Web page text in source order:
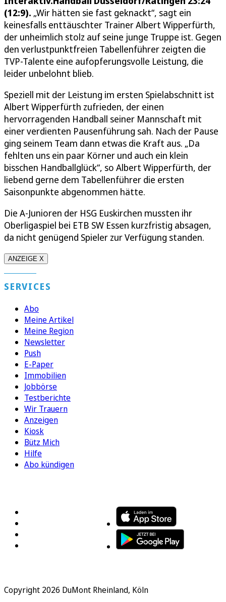
(12:9). „Wir hätten sie fast geknackt“, sagt ein
keinesfalls enttäuschter Trainer Albert Wipperfürth,
der unheimlich stolz auf seine junge Truppe ist. Gegen
den verlustpunktfreien Tabellenführer zeigten die
TVP-Talente eine aufopferungsvolle Leistung, die
leider unbelohnt blieb.
Speziell mit der Leistung im ersten Spielabschnitt ist
Albert Wipperfürth zufrieden, der einen
hervorragenden Handball seiner Mannschaft mit
einer verdienten Pausenführung sah. Nach der Pause
ging seinem Team dann etwas die Kraft aus. „Da
fehlten uns ein paar Körner und auch ein klein
bisschen Handballglück“, so Albert Wipperfürth, der
liebend gerne dem Tabellenführer die ersten
Saisonpunkte abgenommen hätte.
Die A-Junioren der HSG Euskirchen mussten ihr
Oberligaspiel bei ETB SW Essen kurzfristig absagen,
da nicht genügend Spieler zur Verfügung standen.
ANZEIGE X
SERVICES
Abo
Meine Artikel
Meine Region
Newsletter
Push
E-Paper
Immobilien
Jobbörse
Testberichte
Wir Trauern
Anzeigen
Kiosk
Bütz Mich
Hilfe
Abo kündigen
Copyright 2026 DuMont Rheinland, Köln